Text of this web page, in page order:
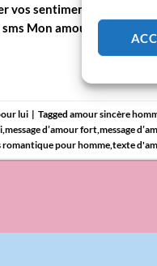
vos sentiments envers lui !
Mon amour, […]
lui | Tagged amour sincère
, message d’amour fort, message
romantique pour homme, texte